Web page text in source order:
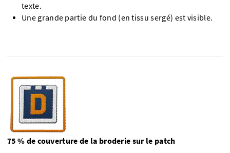
texte.
Une grande partie du fond (en tissu sergé) est visible.
75 % de couverture de la broderie sur le patch